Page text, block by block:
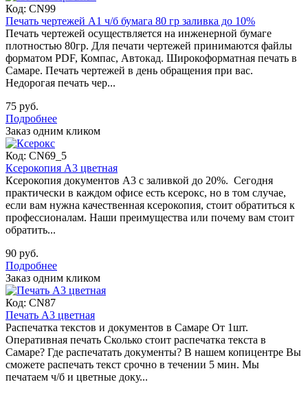
Код: CN99
Печать чертежей А1 ч/б бумага 80 гр заливка до 10%
Печать чертежей осуществляется на инженерной бумаге
плотностью 80гр. Для печати чертежей принимаются файлы
форматом PDF, Компас, Автокад. Широкоформатная печать в
Самаре. Печать чертежей в день обращения при вас.
Недорогая печать чер...
75 руб.
Подробнее
Заказ одним кликом
Код: CN69_5
Ксерокопия А3 цветная
Ксерокопия документов А3 с заливкой до 20%. Сегодня
практически в каждом офисе есть ксерокс, но в том случае,
если вам нужна качественная ксерокопия, стоит обратиться к
профессионалам. Наши преимущества или почему вам стоит
обратить...
90 руб.
Подробнее
Заказ одним кликом
Код: CN87
Печать А3 цветная
Распечатка текстов и документов в Самаре От 1шт.
Оперативная печать Сколько стоит распечатка текста в
Самаре? Где распечатать документы? В нашем копицентре Вы
сможете распечать текст срочно в течении 5 мин. Мы
печатаем ч/б и цветные доку...